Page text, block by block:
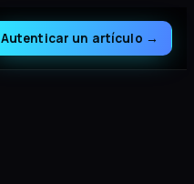
Autenticar un artículo →